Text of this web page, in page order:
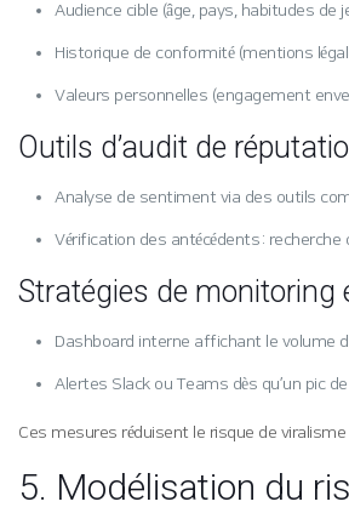
Audience cible (âge, pays, habitudes de
Historique de conformité (mentions
Valeurs personnelles (engagement
Outils d’audit de
Analyse de sentiment via des outils
Vérification des antécédents :
Stratégies de monitoring
Dashboard interne affichant le volume
Alertes Slack ou Teams dès qu’un pic
Ces mesures réduisent le risque de
5. Modélisation du